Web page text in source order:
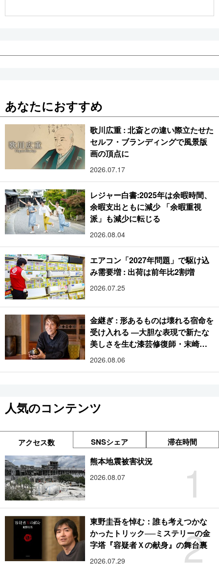
あなたにおすすめ
歌川広重 : 北斎との違い際立たせた
セルフ・ブランディングで風景版
画の頂点に
2026.07.17
レジャー白書:2025年は余暇時間、
余暇支出ともに減少 「余暇重視
派」も減少に転じる
2026.08.04
エアコン「2027年問題」で駆け込
み需要増 : 出荷は前年比2割増
2026.07.25
金継ぎ : 形あるものは壊れる宿命を
受け入れる ―大胆な表現で新たな
美しさを生む漆芸修復師・末崎広
樹
2026.08.06
人気のコンテンツ
アクセス数 SNSシェア 滞在時間
1
熊本地震被害状況
2026.08.07
2
東野圭吾を悼む：誰も考えつかな
かったトリック──ミステリーの金
字塔『容疑者Ｘの献身』の舞台裏
2026.07.29